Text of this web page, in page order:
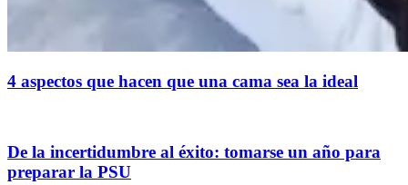
4 aspectos que hacen que una cama sea la ideal
De la incertidumbre al éxito: tomarse un año para
preparar la PSU